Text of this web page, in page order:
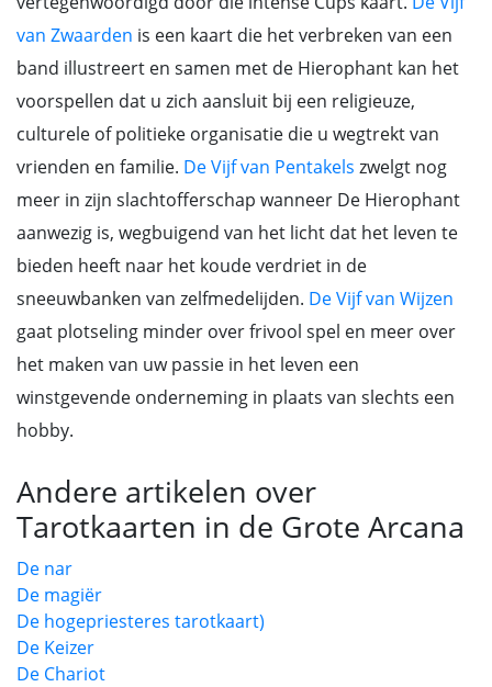
van Zwaarden is een kaart die het verbreken van een
band illustreert en samen met de Hierophant kan het
voorspellen dat u zich aansluit bij een religieuze,
culturele of politieke organisatie die u wegtrekt van
vrienden en familie. De Vijf van Pentakels zwelgt nog
meer in zijn slachtofferschap wanneer De Hierophant
aanwezig is, wegbuigend van het licht dat het leven te
bieden heeft naar het koude verdriet in de
sneeuwbanken van zelfmedelijden. De Vijf van Wijzen
gaat plotseling minder over frivool spel en meer over
het maken van uw passie in het leven een
winstgevende onderneming in plaats van slechts een
hobby.
Andere artikelen over
Tarotkaarten in de Grote Arcana
De nar
De magiër
De hogepriesteres tarotkaart)
De Keizer
De Chariot